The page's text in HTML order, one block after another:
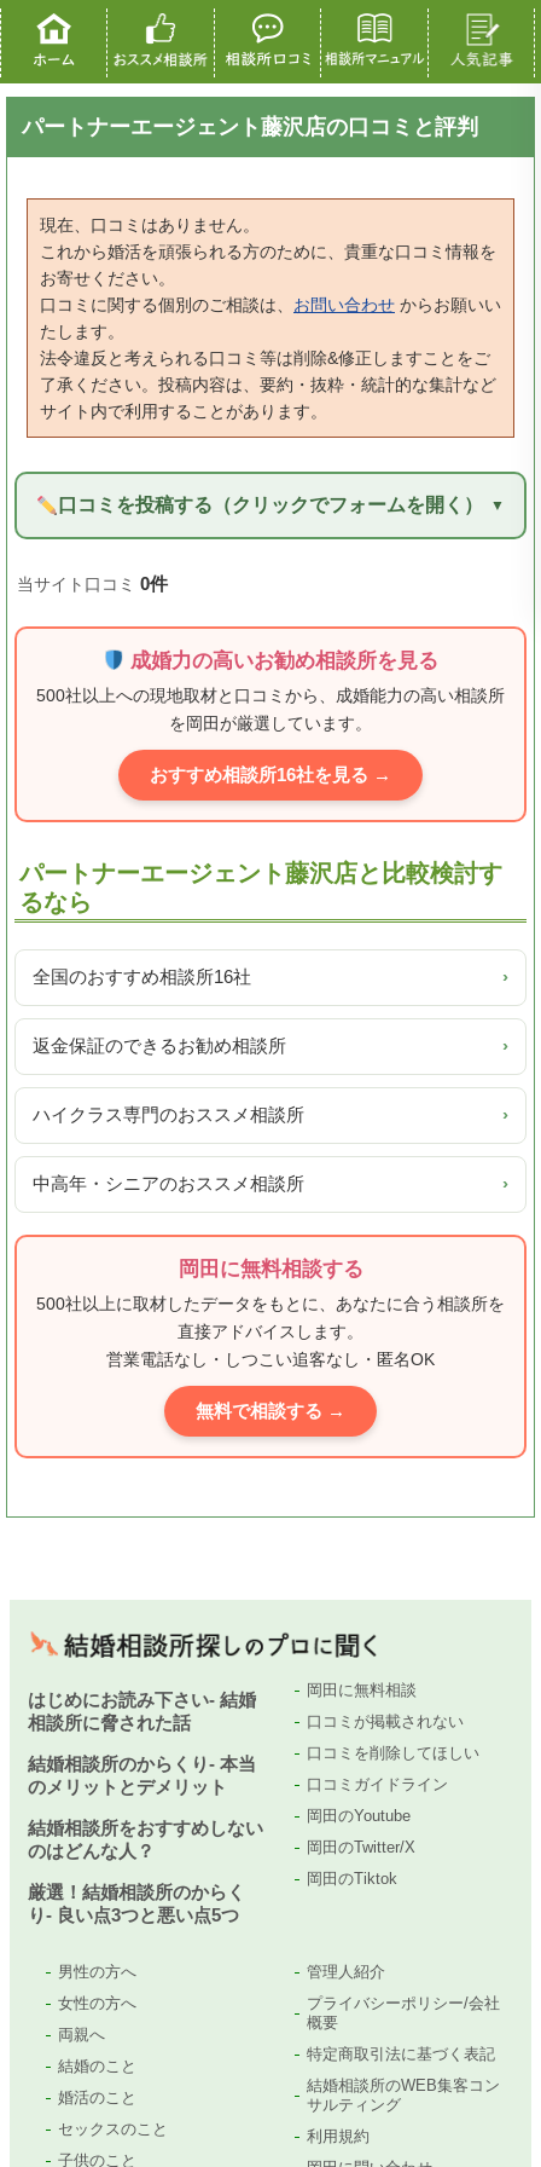
パートナーエージェント藤沢店の口コミと評判
現在、口コミはありません。
これから婚活を頑張られる方のために、貴重な口コミ情報を
お寄せください。
口コミに関する個別のご相談は、 お問い合わせ からお願いい
たします。
法令違反と考えられる口コミ等は削除&修正しますことをご
了承ください。投稿内容は、要約・抜粋・統計的な集計など
サイト内で利用することがあります。
口コミを投稿する（クリックでフォームを開く）
当サイト口コミ 0件
成婚力の高いお勧め相談所を見る
500社以上への現地取材と口コミから、成婚能力の高い相談所
を岡田が厳選しています。
おすすめ相談所16社を見る →
パートナーエージェント藤沢店と比較検討す
るなら
全国のおすすめ相談所16社 ›
返金保証のできるお勧め相談所 ›
ハイクラス専門のおススメ相談所 ›
中高年・シニアのおススメ相談所 ›
岡田に無料相談する
500社以上に取材したデータをもとに、あなたに合う相談所を
直接アドバイスします。
営業電話なし・しつこい追客なし・匿名OK
無料で相談する →
はじめにお読み下さい- 結婚
相談所に脅された話
結婚相談所のからくり- 本当
のメリットとデメリット
結婚相談所をおすすめしない
のはどんな人？
厳選！結婚相談所のからく
り- 良い点3つと悪い点5つ
岡田に無料相談
口コミが掲載されない
口コミを削除してほしい
口コミガイドライン
岡田のYoutube
岡田のTwitter/X
岡田のTiktok
男性の方へ
女性の方へ
両親へ
結婚のこと
婚活のこと
セックスのこと
子供のこと
管理人紹介
プライバシーポリシー/会社
概要
特定商取引法に基づく表記
結婚相談所のWEB集客コン
サルティング
利用規約